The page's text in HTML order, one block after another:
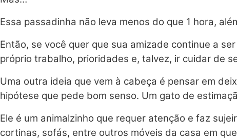
Essa passadinha não leva menos do que 1 hora,
Então, se você quer que sua amizade continue a
próprio trabalho, prioridades e, talvez, ir cuidar de
Uma outra ideia que vem à cabeça é pensar em
hipótese que pede bom senso. Um gato de
Ele é um animalzinho que requer atenção e faz
cortinas, sofás, entre outros móveis da casa em